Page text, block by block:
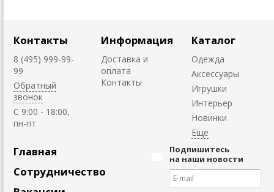
Контакты
8 (495) 999-99-
99
Обратный
звонок
C 9:00 - 18:00,
пн-пт
Информация
Доставка и
оплата
Контакты
Каталог
Одежда
Аксессуары
Игрушки
Интерьер
Новинки
Главная
Сотрудничество
Подпишитесь
на наши новости